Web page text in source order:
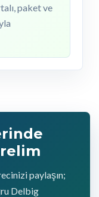
paket ve
paylaşın;
Delbig